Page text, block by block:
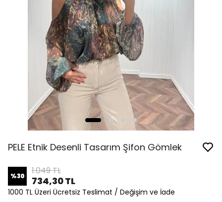
PELE Etnik Desenli Tasarım Şifon Gömlek
%30 1.049 TL
734,30 TL
1000 TL Üzeri Ücretsiz Teslimat / Değişim ve İade